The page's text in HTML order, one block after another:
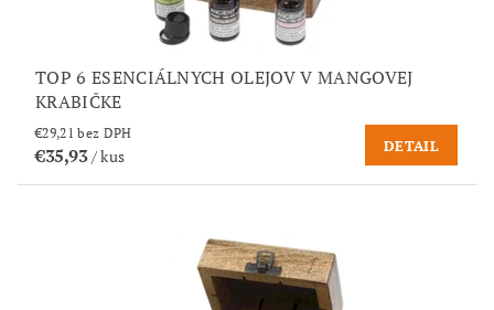
TOP 6 ESENCIÁLNYCH OLEJOV V MANGOVEJ
KRABIČKE
€29,21 bez DPH
€35,93/ kus
DETAIL